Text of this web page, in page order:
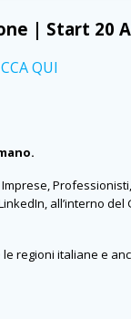
| Start 20
QUI
all’interno del
regioni italiane e